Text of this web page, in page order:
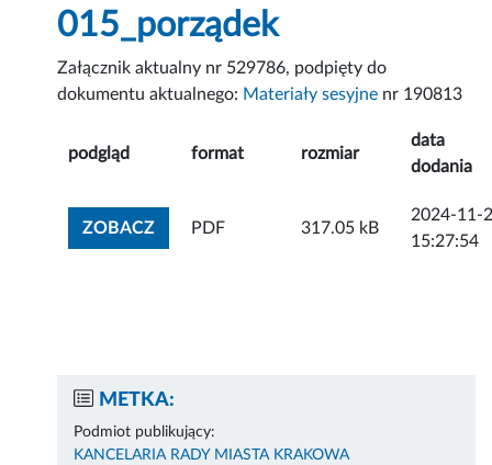
015_porządek
Załącznik aktualny nr 529786, podpięty do
dokumentu aktualnego: Materiały sesyjne nr 190813
podgląd format rozmiar
data
dodania
ZOBACZZOBACZ ZAŁĄCZNIK
PDF 317.05 kB
2024-11-
15:27:54
METKA:
Podmiot publikujący:
KANCELARIA RADY MIASTA KRAKOWA